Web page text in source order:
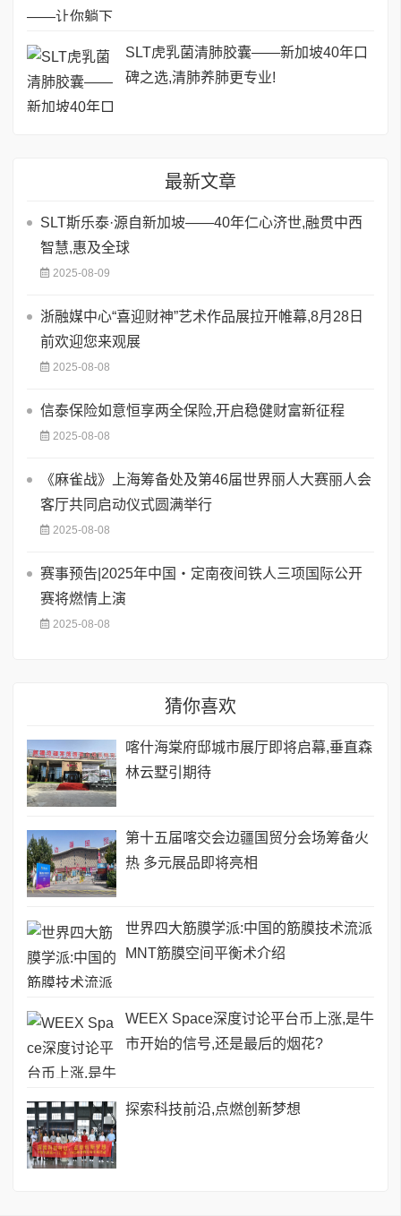
SLT虎乳菌清肺胶囊——新加坡40年口
碑之选,清肺养肺更专业!
最新文章
SLT斯乐泰·源自新加坡——40年仁心济世,融贯中西
智慧,惠及全球
2025-08-09
浙融媒中心“喜迎财神”艺术作品展拉开帷幕,8月28日
前欢迎您来观展
2025-08-08
信泰保险如意恒享两全保险,开启稳健财富新征程
2025-08-08
《麻雀战》上海筹备处及第46届世界丽人大赛丽人会
客厅共同启动仪式圆满举行
2025-08-08
赛事预告|2025年中国・定南夜间铁人三项国际公开
赛将燃情上演
2025-08-08
猜你喜欢
喀什海棠府邸城市展厅即将启幕,垂直森
林云墅引期待
第十五届喀交会边疆国贸分会场筹备火
热 多元展品即将亮相
世界四大筋膜学派:中国的筋膜技术流派
MNT筋膜空间平衡术介绍
WEEX Space深度讨论平台币上涨,是牛
市开始的信号,还是最后的烟花?
探索科技前沿,点燃创新梦想